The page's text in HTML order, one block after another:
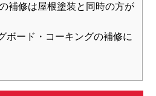
補修は屋根塗装と同時の方が
ボード・コーキングの補修に